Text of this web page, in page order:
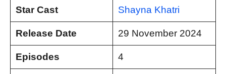
Star Cast Shayna Khatri
Release Date 29 November 2024
Episodes 4